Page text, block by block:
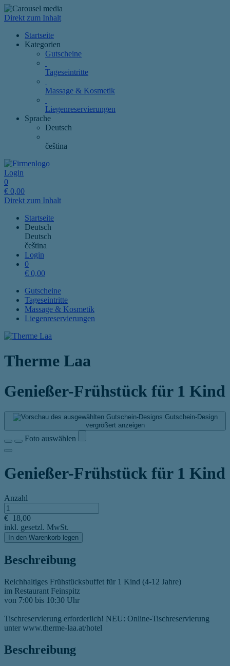
Direkt zum Inhalt
Startseite
Kategorien
Gutscheine
Tageseintritte
Massage & Kosmetik
Liegenreservierungen
Sprache
Deutsch
čeština
Login
0
€ 0,00
Direkt zum Inhalt
Startseite
Deutsch
Deutsch
čeština
Login
0
€ 0,00
Gutscheine
Tageseintritte
Massage & Kosmetik
Liegenreservierungen
Therme Laa
Genießer-Frühstück für 1 Kind
Gutschein-Design
vergrößert anzeigen
Foto auswählen
Genießer-Frühstück für 1 Kind
Anzahl
€ 18,00
inkl. gesetzl. MwSt.
In den Warenkorb legen
Beschreibung
Reichhaltiges Frühstücksbuffet für 1 Kind (4-12 Jahre)
im Restaurant Feinspitz
von 7:00 bis 10:30 Uhr
Tischreservierung erforderlich! NEU: Online-Tischreservierung
unter www.therme-laa.at/hotel
Beschreibung